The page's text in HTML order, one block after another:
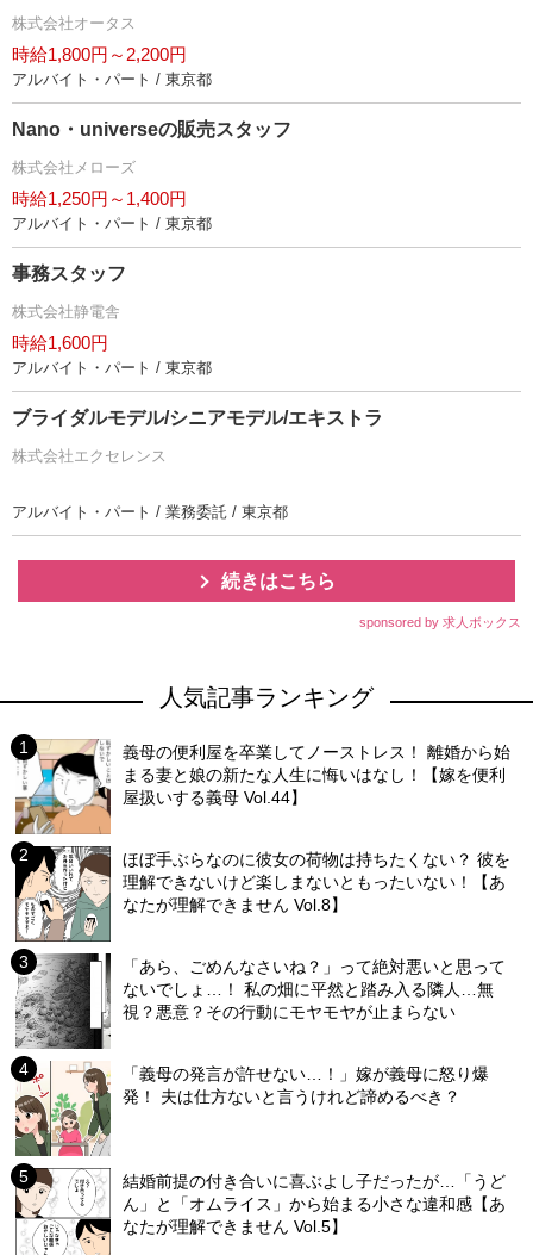
株式会社オータス
時給1,800円～2,200円
アルバイト・パート / 東京都
Nano・universeの販売スタッフ
株式会社メローズ
時給1,250円～1,400円
アルバイト・パート / 東京都
事務スタッフ
株式会社静電舎
時給1,600円
アルバイト・パート / 東京都
ブライダルモデル/シニアモデル/エキストラ
株式会社エクセレンス
アルバイト・パート / 業務委託 / 東京都
続きはこちら
sponsored by 求人ボックス
人気記事ランキング
義母の便利屋を卒業してノーストレス！ 離婚から始
まる妻と娘の新たな人生に悔いはなし！【嫁を便利
屋扱いする義母 Vol.44】
ほぼ手ぶらなのに彼女の荷物は持ちたくない？ 彼を
理解できないけど楽しまないともったいない！【あ
なたが理解できません Vol.8】
「あら、ごめんなさいね？」って絶対悪いと思って
ないでしょ…！ 私の畑に平然と踏み入る隣人…無
視？悪意？その行動にモヤモヤが止まらない
「義母の発言が許せない…！」嫁が義母に怒り爆
発！ 夫は仕方ないと言うけれど諦めるべき？
結婚前提の付き合いに喜ぶよし子だったが…「うど
ん」と「オムライス」から始まる小さな違和感【あ
なたが理解できません Vol.5】